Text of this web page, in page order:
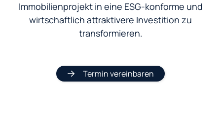
Immobilienprojekt in eine ESG-konforme und
wirtschaftlich attraktivere Investition zu
transformieren.
Termin vereinbaren